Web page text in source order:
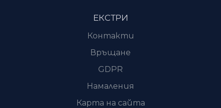
ЕКСТРИ
Контакти
Връщане
GDPR
Намаления
Карта на сайта